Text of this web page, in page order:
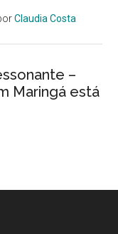
Claudia Costa
–
Maringá está